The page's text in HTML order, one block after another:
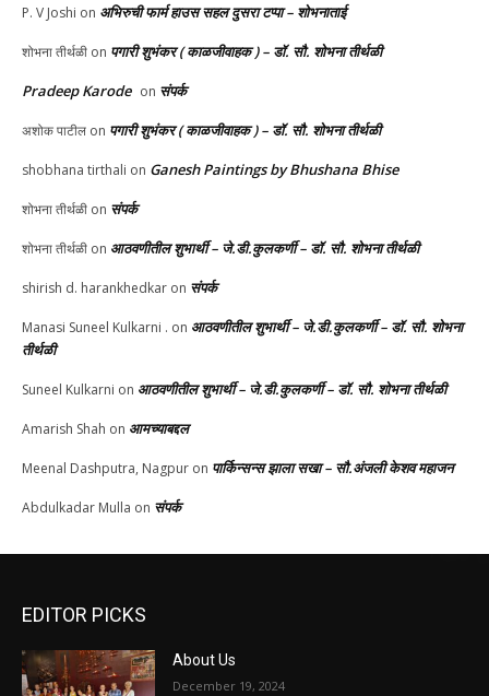
P. V Joshi on अभिरुची फार्म हाउस सहल दुसरा टप्पा – शोभनाताई
शोभना तीर्थळी on पगारी शुभंकर ( काळजीवाहक ) – डॉ. सौ. शोभना तीर्थळी
Pradeep Karode on संपर्क
अशोक पाटील on पगारी शुभंकर ( काळजीवाहक ) – डॉ. सौ. शोभना तीर्थळी
shobhana tirthali on Ganesh Paintings by Bhushana Bhise
शोभना तीर्थळी on संपर्क
शोभना तीर्थळी on आठवणीतील शुभार्थी – जे.डी.कुलकर्णी – डॉ. सौ. शोभना तीर्थळी
shirish d. harankhedkar on संपर्क
Manasi Suneel Kulkarni . on आठवणीतील शुभार्थी – जे.डी.कुलकर्णी – डॉ. सौ. शोभना
तीर्थळी
Suneel Kulkarni on आठवणीतील शुभार्थी – जे.डी.कुलकर्णी – डॉ. सौ. शोभना तीर्थळी
Amarish Shah on आमच्याबद्दल
Meenal Dashputra, Nagpur on पार्किन्सन्स झाला सखा – सौ.अंजली केशव महाजन
Abdulkadar Mulla on संपर्क
EDITOR PICKS
About Us
December 19, 2024